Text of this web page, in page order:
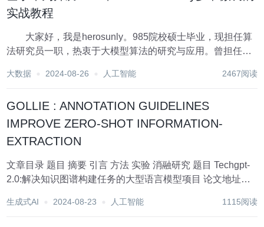
实战教程
大家好，我是herosunly。985院校硕士毕业，现担任算
法研究员一职，热衷于大模型算法的研究与应用。曾担任百
考试认证指导手册。曾获得阿里云天池比赛第一名，CCF比
大数据 2024-08-26 人工智能 2467阅读
GOLLIE : ANNOTATION GUIDELINES
IMPROVE ZERO-SHOT INFORMATION-
EXTRACTION
文章目录 题目 摘要 引言 方法 实验 消融研究 题目 Techgpt-
2.0:解决知识图谱构建任务的大型语言模型项目 论文地址：
生成式AI 2024-08-23 人工智能 1115阅读